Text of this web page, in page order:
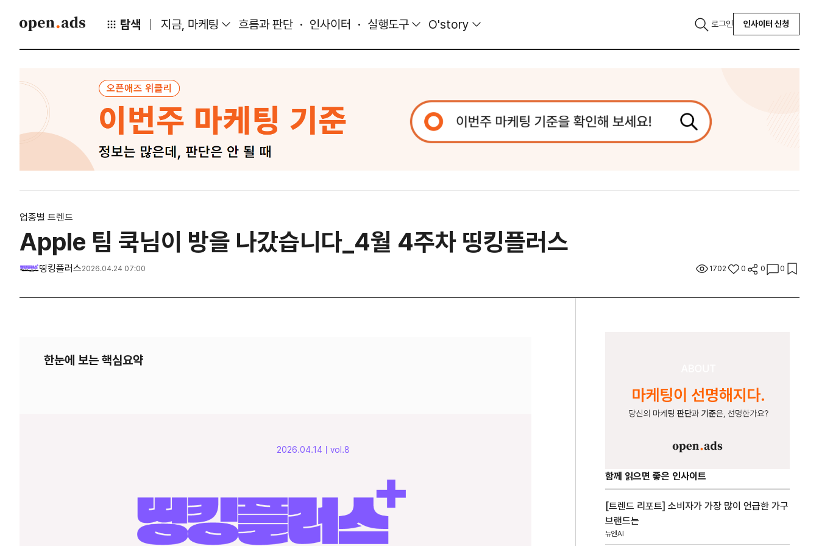
탐색 지금, 마케팅 흐름과 판단 인사이터 실행도구 O'story 로그인 인사이터 신청
업종별 트렌드
Apple 팀 쿡님이 방을 나갔습니다_4월 4주차 띵킹플러스
띵킹플러스2026.04.24 07:00 1702 0 0 0
한눈에 보는 핵심요약
2026.04.14｜vol.8
함께 읽으면 좋은 인사이트
[트렌드 리포트] 소비자가 가장 많이 언급한 가구
브랜드는
뉴엔AI